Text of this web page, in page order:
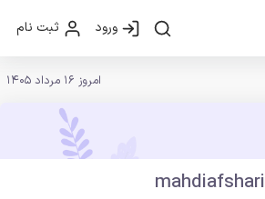
ورود ثبت نام
امروز 16 مرداد 1405
mahdiafshari